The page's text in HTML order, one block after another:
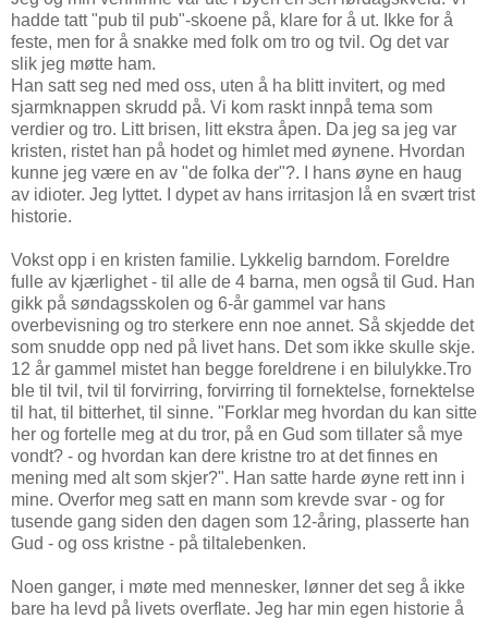
hadde tatt "pub til pub"-skoene på, klare for å ut. Ikke for å
feste, men for å snakke med folk om tro og tvil. Og det var
slik jeg møtte ham.
Han satt seg ned med oss, uten å ha blitt invitert, og med
sjarmknappen skrudd på. Vi kom raskt innpå tema som
verdier og tro. Litt brisen, litt ekstra åpen. Da jeg sa jeg var
kristen, ristet han på hodet og himlet med øynene. Hvordan
kunne jeg være en av "de folka der"?. I hans øyne en haug
av idioter. Jeg lyttet. I dypet av hans irritasjon lå en svært trist
historie.
Vokst opp i en kristen familie. Lykkelig barndom. Foreldre
fulle av kjærlighet - til alle de 4 barna, men også til Gud. Han
gikk på søndagsskolen og 6-år gammel var hans
overbevisning og tro sterkere enn noe annet. Så skjedde det
som snudde opp ned på livet hans. Det som ikke skulle skje.
12 år gammel mistet han begge foreldrene i en bilulykke.Tro
ble til tvil, tvil til forvirring, forvirring til fornektelse, fornektelse
til hat, til bitterhet, til sinne. "Forklar meg hvordan du kan sitte
her og fortelle meg at du tror, på en Gud som tillater så mye
vondt? - og hvordan kan dere kristne tro at det finnes en
mening med alt som skjer?". Han satte harde øyne rett inn i
mine. Overfor meg satt en mann som krevde svar - og for
tusende gang siden den dagen som 12-åring, plasserte han
Gud - og oss kristne - på tiltalebenken.
Noen ganger, i møte med mennesker, lønner det seg å ikke
bare ha levd på livets overflate. Jeg har min egen historie å